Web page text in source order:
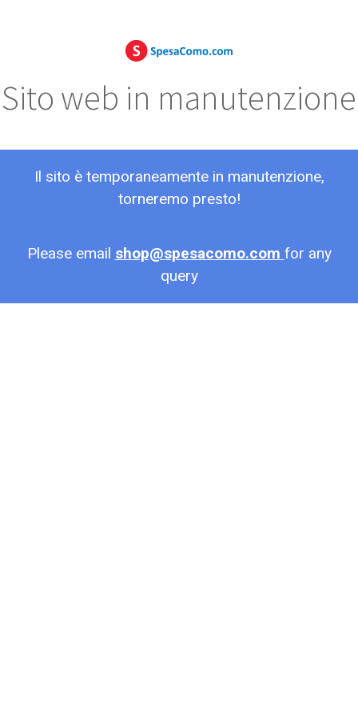
Sito web in manutenzione
Il sito è temporaneamente in manutenzione,
torneremo presto!
Please email shop@spesacomo.com for any
query